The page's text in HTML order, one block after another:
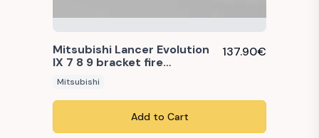
Mitsubishi Lancer Evolution
IX 7 8 9 bracket fire
137.90€
Mitsubishi
Add to Cart